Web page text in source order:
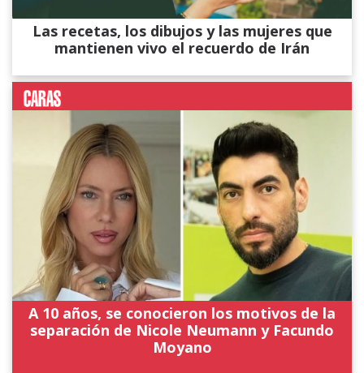
Las recetas, los dibujos y las mujeres que
mantienen vivo el recuerdo de Irán
A 10 años, se conocieron los motivos de la
separación de Nicole Neumann y Facundo
Moyano